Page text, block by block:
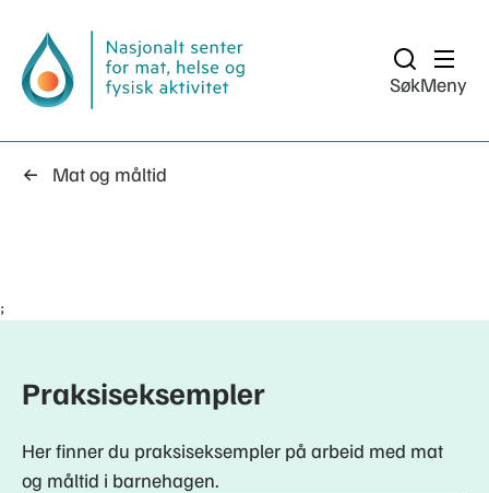
SøkMeny
Mat og måltid
;
Praksiseksempler
Her finner du praksiseksempler på arbeid med mat
og måltid i barnehagen.